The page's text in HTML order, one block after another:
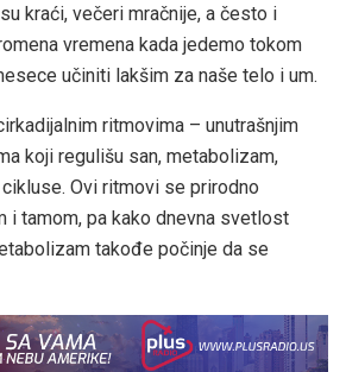
kraći, večeri mračnije, a često i
vremena kada jedemo tokom
učiniti lakšim za naše telo i um.
ritmovima – unutrašnjim
koji regulišu san, metabolizam,
Ovi ritmovi se prirodno
i tamom, pa kako dnevna svetlost
takođe počinje da se